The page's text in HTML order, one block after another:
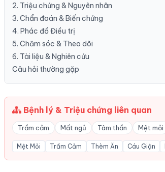
2. Triệu chứng & Nguyên nhân
3. Chẩn đoán & Biến chứng
4. Phác đồ Điều trị
5. Chăm sóc & Theo dõi
6. Tài liệu & Nghiên cứu
Câu hỏi thường gặp
Bệnh lý & Triệu chứng liên quan
Trầm cảm Mất ngủ Tâm thần Mệt mỏi
Mệt Mỏi Trầm Cảm Thèm Ăn Cáu Giận